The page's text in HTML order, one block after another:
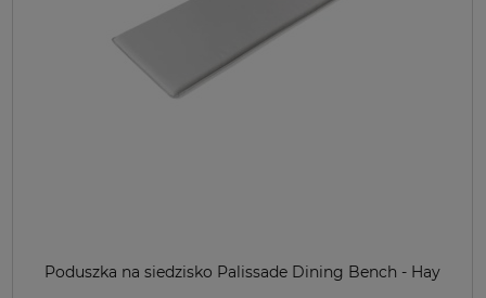
Poduszka na siedzisko Palissade Dining Bench - Hay